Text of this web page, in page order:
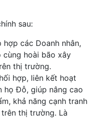
sau:
hợp các Doanh nhân,
cùng hoài bão xây
thị trường.
hợp, liên kết hoạt
họ Đỗ, giúp nâng cao
khả năng cạnh tranh
thị trường. Là